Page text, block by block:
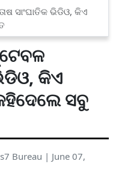
ସାଂଘାତିକ ଭିଡିଓ, କିଏ
କିଏ
ସବୁ
Bureau | June 07,